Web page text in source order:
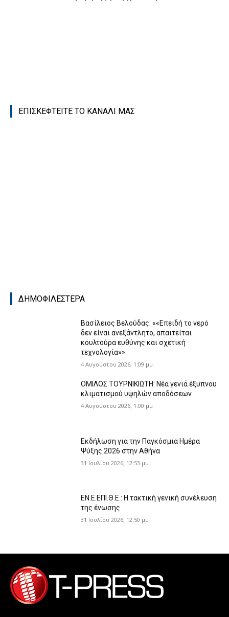
ΕΠΙΣΚΕΦΤΕΙΤΕ ΤΟ ΚΑΝΑΛΙ ΜΑΣ
ΔΗΜΟΦΙΛΕΣΤΕΡΑ
Βασίλειος Βελούδας: ««Eπειδή το νερό
δεν είναι ανεξάντλητο, απαιτείται
κουλτούρα ευθύνης και σχετική
τεχνολογία»»
4 Αυγούστου 2026, 1:09 μμ
ΟΜΙΛΟΣ ΤΟΥΡΝΙΚΙΩΤΗ: Νέα γενιά έξυπνου
κλιματισμού υψηλών αποδόσεων
4 Αυγούστου 2026, 1:00 μμ
Εκδήλωση για την Παγκόσμια Ημέρα
Ψύξης 2026 στην Αθήνα
31 Ιουλίου 2026, 12:53 μμ
ΕΝ.Ε.ΕΠΙ.Θ.Ε.: Η τακτική γενική συνέλευση
της ένωσης
31 Ιουλίου 2026, 12:50 μμ